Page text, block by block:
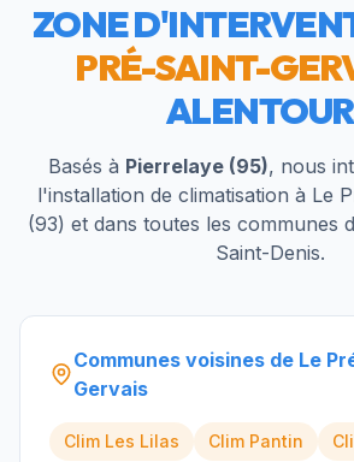
ZONE
PRÉ-SAINT-
Basés à Pierrelaye (95), nous
l'installation de climatisation à Le
(93) et dans toutes les communes
Saint-Denis.
Communes voisines de Le
Gervais
Clim Les Lilas Clim Pantin